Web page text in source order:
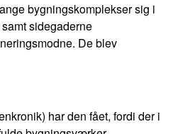
bygningskomplekser sig i
sidegaderne
De blev
har den fået, fordi der i